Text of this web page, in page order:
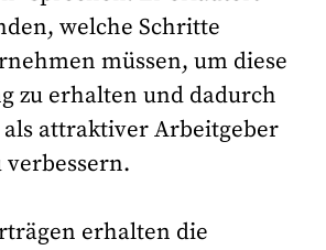
welche Schritte
müssen, um diese
zu erhalten und dadurch
attraktiver Arbeitgeber
erhalten die